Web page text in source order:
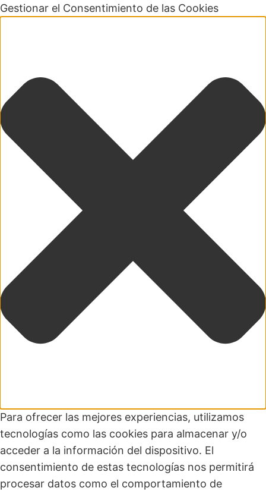
Gestionar el Consentimiento de las Cookies
Para ofrecer las mejores experiencias, utilizamos
tecnologías como las cookies para almacenar y/o
acceder a la información del dispositivo. El
consentimiento de estas tecnologías nos permitirá
procesar datos como el comportamiento de